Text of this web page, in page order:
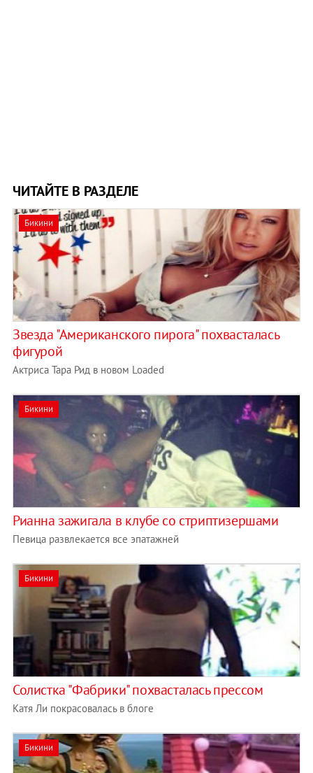
ЧИТАЙТЕ В РАЗДЕЛЕ
Бикини
Звезда "Американского пирога" похвасталась
фигурой
Актриса Тара Рид в новом Loaded
Бикини
Рианна зажигала в клубе со стриптизершами
Певица развлекается все эпатажней
Бикини
Солистка "Фабрики" похвасталась прессом
Катя Ли покрасовалась в блоге
Бикини